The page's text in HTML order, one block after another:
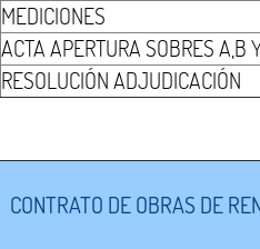
MEDICIONES
ACTA APERTURA SOBRES A,B
RESOLUCIÓN ADJUDICACIÓN
CONTRATO DE OBRAS DE